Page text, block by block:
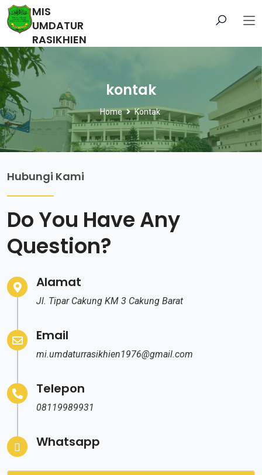
MIS
UMDATUR
RASIKHIEN
kontak
Home Kontak
Hubungi Kami
Do You Have Any
Question?
Alamat
Jl. Tipar Cakung KM 3 Cakung Barat
Email
mi.umdaturrasikhien1976@gmail.com
Telepon
08119989931
Whatsapp